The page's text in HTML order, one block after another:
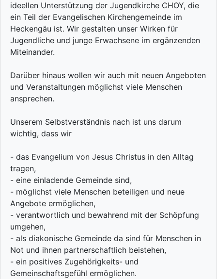
ideellen Unterstützung der Jugendkirche CHOY, die
ein Teil der Evangelischen Kirchengemeinde im
Heckengäu ist. Wir gestalten unser Wirken für
Jugendliche und junge Erwachsene im ergänzenden
Miteinander.
Darüber hinaus wollen wir auch mit neuen Angeboten
und Veranstaltungen möglichst viele Menschen
ansprechen.
Unserem Selbstverständnis nach ist uns darum
wichtig, dass wir
- das Evangelium von Jesus Christus in den Alltag
tragen,
- eine einladende Gemeinde sind,
- möglichst viele Menschen beteiligen und neue
Angebote ermöglichen,
- verantwortlich und bewahrend mit der Schöpfung
umgehen,
- als diakonische Gemeinde da sind für Menschen in
Not und ihnen partnerschaftlich beistehen,
- ein positives Zugehörigkeits- und
Gemeinschaftsgefühl ermöglichen.